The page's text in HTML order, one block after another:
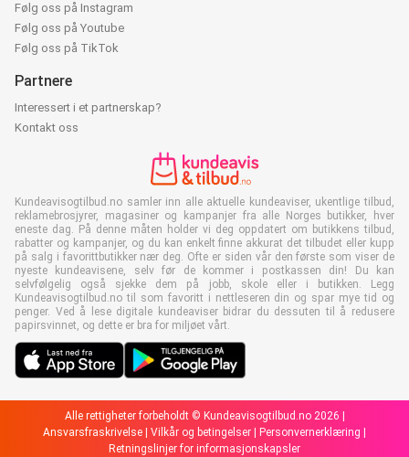
Følg oss på Instagram
Følg oss på Youtube
Følg oss på TikTok
Partnere
Interessert i et partnerskap?
Kontakt oss
Kundeavisogtilbud.no samler inn alle aktuelle kundeaviser, ukentlige tilbud,
reklamebrosjyrer, magasiner og kampanjer fra alle Norges butikker, hver
eneste dag. På denne måten holder vi deg oppdatert om butikkens tilbud,
rabatter og kampanjer, og du kan enkelt finne akkurat det tilbudet eller kupp
på salg i favorittbutikker nær deg. Ofte er siden vår den første som viser de
nyeste kundeavisene, selv før de kommer i postkassen din! Du kan
selvfølgelig også sjekke dem på jobb, skole eller i butikken. Legg
Kundeavisogtilbud.no til som favoritt i nettleseren din og spar mye tid og
penger. Ved å lese digitale kundeaviser bidrar du dessuten til å redusere
papirsvinnet, og dette er bra for miljøet vårt.
Alle rettigheter forbeholdt © Kundeavisogtilbud.no 2026 |
Ansvarsfraskrivelse
Vilkår og betingelser Personvernerklæring
Retningslinjer for informasjonskapsler